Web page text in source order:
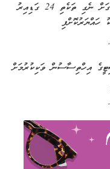
ފޭދޫ ފިހާރައަކުން ވަގަށް ނެގި ތަކެތި 24 ގަޑިއިރު
ހައްޔަރުކޮށްފި
އިހްތިސާސުން ވަކިކުރުމަށް